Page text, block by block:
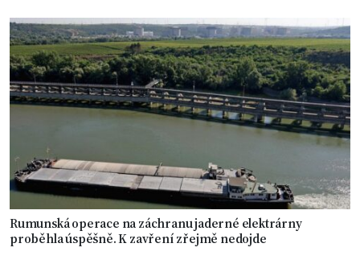
Rumunská operace na záchranu jaderné elektrárny
proběhla úspěšně. K zavření zřejmě nedojde